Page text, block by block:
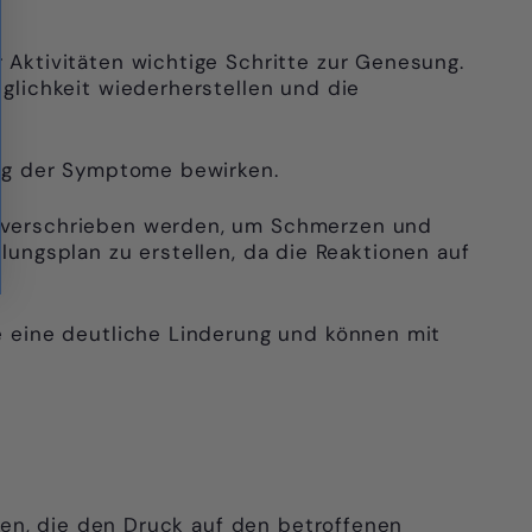
wichtige Schritte zur Genesung.
wiederherstellen und die
der Symptome bewirken.
werden, um Schmerzen und
zu erstellen, da die Reaktionen auf
deutliche Linderung und können mit
die den Druck auf den betroffenen